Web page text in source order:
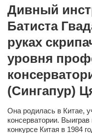
Традиции
Здоровье
Здоровый образ
Сам себе доктор
Курьезы
Дивный
Батиста
руках
уровня
(Сингапур)
Она родилась в Китае,
консерватории.
конкурсе Китая в 1984